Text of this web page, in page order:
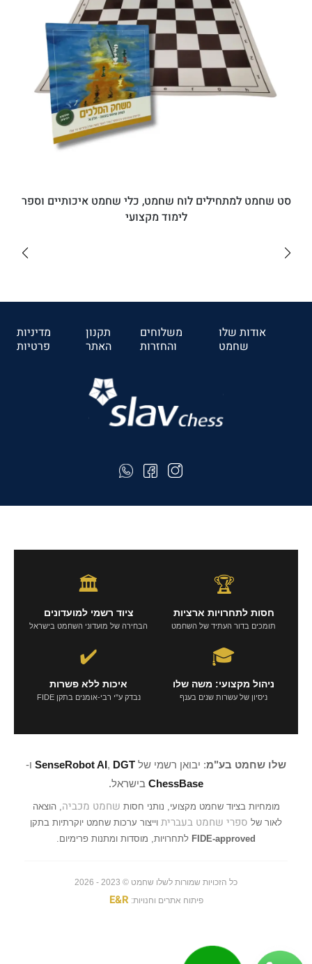
סט שחמט למתחילים לוח שחמט, כלי שחמט איכותיים וספר
לימוד מקצועי
אודות שלו
שחמט
משלוחים
והחזרות
תקנון
האתר
מדיניות
פרטיות
🏆
חסות לתחרויות ארציות
תומכים בדור העתיד של השחמט
🏛️
ציוד רשמי למועדונים
הבחירה של מועדוני השחמט בישראל
🎓
ניהול מקצועי: משה שלו
ניסיון של עשרות שנים בענף
✔️
איכות ללא פשרות
נבדק ע"י רבי-אומנים בתקן FIDE
שלו שחמט בע"מ: יבואן רשמי של SenseRobot AI, DGT
ו-
ChessBase בישראל.
מומחיות בציוד שחמט מקצועי, נותני חסות שחמט מכביה, הוצאה
לאור של ספרי שחמט בעברית וייצור ערכות שחמט יוקרתיות בתקן
FIDE-approved לתחרויות, מוסדות ומתנות פרימיום.
כל הזכויות שמורות לשלו שחמט © 2023 - 2026
פיתוח אתרים וחנויות: E&R